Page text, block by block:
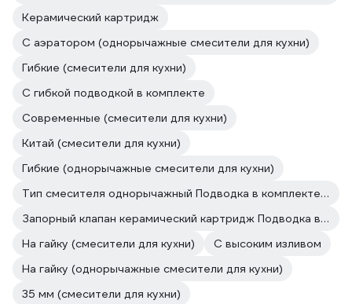
Керамический картридж
С аэратором (однорычажные смесители для кухни)
Гибкие (смесители для кухни)
С гибкой подводкой в комплекте
Современные (смесители для кухни)
Китай (смесители для кухни)
Гибкие (однорычажные смесители для кухни)
Тип смесителя однорычажный Подводка в комплекте гибкая
Запорный клапан керамический картридж Подводка в комплекте гибкая
На гайку (смесители для кухни)
С высоким изливом
На гайку (однорычажные смесители для кухни)
35 мм (смесители для кухни)